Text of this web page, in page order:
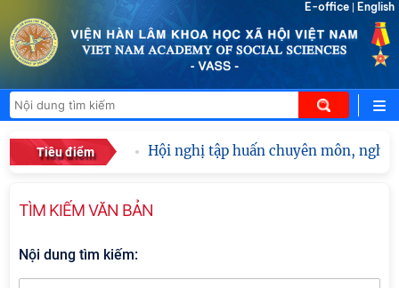
E-office English
Tiêu điểm Hội nghị tập huấn chuyên môn, nghiệp
TÌM KIẾM VĂN BẢN
Nội dung tìm kiếm: